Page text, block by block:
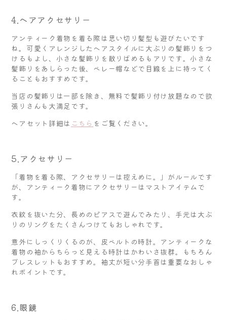
4.ヘアアクセサリー
アンティーク着物を着る際は思い切り髪型も遊びたいです
ね。可愛くアレンジしたヘアスタイルに大ぶりの髪飾りをつ
けるもよし、小さな髪飾りを散りばめるもアリです。小さな
髪飾りをあしらった後、ベレー帽などで目線を上に持ってく
ることもおすすめです。
当店の髪飾りは一部を除き、無料で髪飾り付け放題なので欲
張りさんも大満足です。
ヘアセット詳細は こちら をご覧ください。
5.アクセサリー
「着物を着る際、アクセサリーは控えめに。」がルールです
が、アンティーク着物にアクセサリーはマストアイテムで
す。
衣紋を抜いた分、長めのピアスで遊んでみたり、手元は大ぶ
りのリングをたくさんつけてもおしゃれです。
意外にしっくりくるのが、皮ベルトの時計。アンティークな
着物の袖からちらっと見える時計はかわいさ抜群。もちろん
ブレスレットもおすすめ。袖丈が短い分手首は重要なおしゃ
れポイントです。
6.眼鏡